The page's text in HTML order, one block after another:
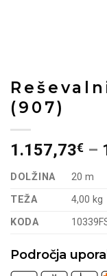
(907)
1.157,73€ –
DOLŽINA 20 m
TEŽA
4,00 kg
KODA
Področja